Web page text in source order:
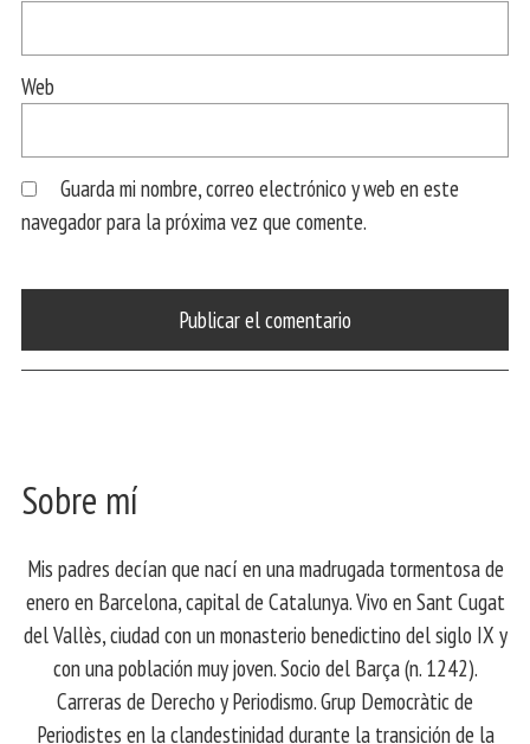
Web
Guarda mi nombre, correo electrónico y web en este
navegador para la próxima vez que comente.
Sobre mí
Mis padres decían que nací en una madrugada tormentosa de
enero en Barcelona, ​​capital de Catalunya. Vivo en Sant Cugat
del Vallès, ciudad con un monasterio benedictino del siglo IX y
con una población muy joven. Socio del Barça (n. 1242).
Carreras de Derecho y Periodismo. Grup Democràtic de
Periodistes en la clandestinidad durante la transición de la